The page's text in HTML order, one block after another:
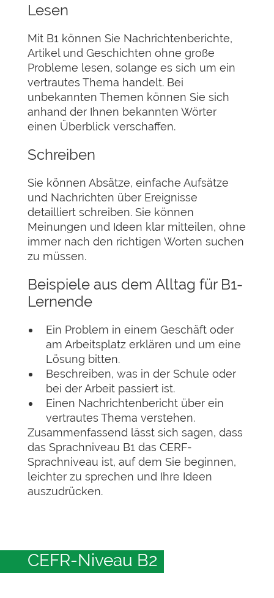
Lesen
Mit B1 können Sie Nachrichtenberichte,
Artikel und Geschichten ohne große
Probleme lesen, solange es sich um ein
vertrautes Thema handelt. Bei
unbekannten Themen können Sie sich
anhand der Ihnen bekannten Wörter
einen Überblick verschaffen.
Schreiben
Sie können Absätze, einfache Aufsätze
und Nachrichten über Ereignisse
detailliert schreiben. Sie können
Meinungen und Ideen klar mitteilen, ohne
immer nach den richtigen Worten suchen
zu müssen.
Beispiele aus dem Alltag für B1-
Lernende
Ein Problem in einem Geschäft oder
am Arbeitsplatz erklären und um eine
Lösung bitten.
Beschreiben, was in der Schule oder
bei der Arbeit passiert ist.
Einen Nachrichtenbericht über ein
vertrautes Thema verstehen.
Zusammenfassend lässt sich sagen, dass
das Sprachniveau B1 das CERF-
Sprachniveau ist, auf dem Sie beginnen,
leichter zu sprechen und Ihre Ideen
auszudrücken.
CEFR-Niveau B2